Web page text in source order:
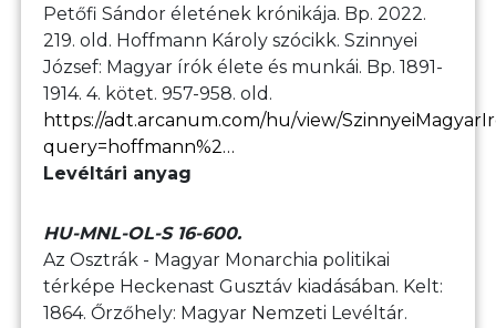
Petőfi Sándor életének krónikája. Bp. 2022.
219. old. Hoffmann Károly szócikk. Szinnyei
József: Magyar írók élete és munkái. Bp. 1891-
1914. 4. kötet. 957-958. old.
https://adt.arcanum.com/hu/view/
query=hoffmann%2…
Levéltári anyag
HU-MNL-OL-S 16-600.
Az Osztrák - Magyar Monarchia politikai
térképe Heckenast Gusztáv kiadásában. Kelt:
1864. Őrzőhely: Magyar Nemzeti Levéltár.